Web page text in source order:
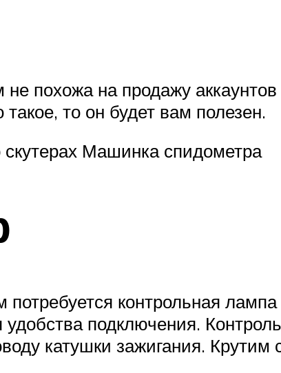
не похожа на продажу
то он будет вам полезен.
Машинка спидометра
потребуется контрольная
подключения.
катушки зажигания. Крутим